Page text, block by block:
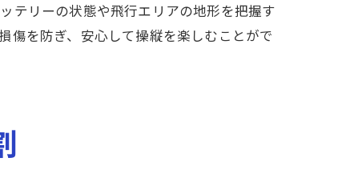
テリーの状態や飛行エリアの地形を把握す
傷を防ぎ、安心して操縦を楽しむことがで